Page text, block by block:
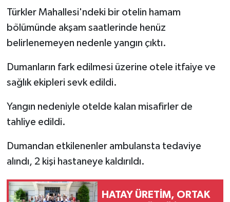
Türkler Mahallesi'ndeki bir otelin hamam
bölümünde akşam saatlerinde henüz
belirlenemeyen nedenle yangın çıktı.
Dumanların fark edilmesi üzerine otele itfaiye ve
sağlık ekipleri sevk edildi.
Yangın nedeniyle otelde kalan misafirler de
tahliye edildi.
Dumandan etkilenenler ambulansta tedaviye
alındı, 2 kişi hastaneye kaldırıldı.
HATAY ÜRETİM, ORTAK